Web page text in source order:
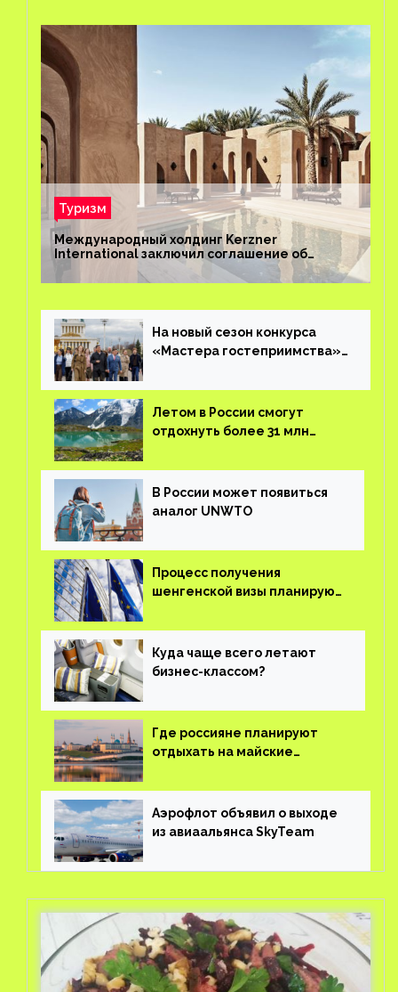
Туризм
Международный холдинг Kerzner
International заключил соглашение об
управлении курортом Bab Al Shams Desert
Resort в Дубае
На новый сезон конкурса
«Мастера гостеприимства»
заявок
Летом в России смогут
отдохнуть более 31 млн
В России может появиться
аналог UNWTO
Процесс получения
шенгенской визы планируют
Куда чаще всего летают
бизнес-классом?
Где россияне планируют
отдыхать на майские
Аэрофлот объявил о выходе
из авиаальянса SkyTeam